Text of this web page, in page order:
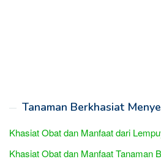
Tanaman Berkhasiat
Khasiat Obat dan Manfaat dari
Khasiat Obat dan Manfaat Tanaman